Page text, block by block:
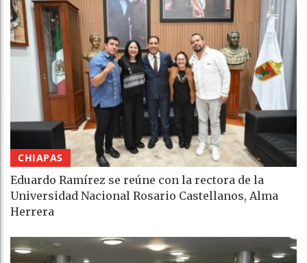
CHIAPAS
Eduardo Ramírez se reúne con la rectora de la
Universidad Nacional Rosario Castellanos, Alma
Herrera